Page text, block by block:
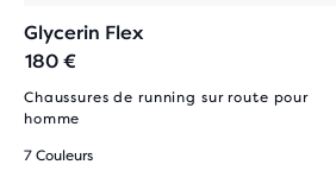
Glycerin Flex
180 €
Chaussures de running sur route pour
homme
7 Couleurs